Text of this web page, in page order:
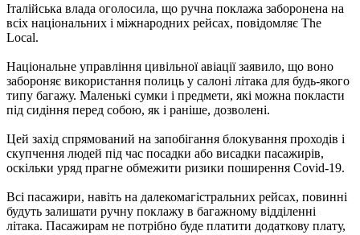
Італійська влада оголосила, що ручна поклажа заборонена на
всіх національних і міжнародних рейсах, повідомляє The
Local.
Національне управління цивільної авіації заявило, що воно
забороняє використання полиць у салоні літака для будь-якого
типу багажу. Маленькі сумки і предмети, які можна покласти
під сидіння перед собою, як і раніше, дозволені.
Цей захід спрямований на запобігання блокування проходів і
скупчення людей під час посадки або висадки пасажирів,
оскільки уряд прагне обмежити ризики поширення Covid-19.
Всі пасажири, навіть на далекомагістральних рейсах, повинні
будуть залишати ручну поклажу в багажному відділенні
літака. Пасажирам не потрібно буде платити додаткову плату,